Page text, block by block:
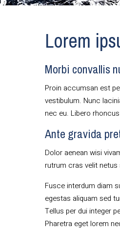
Lorem
Morbi convallis
Proin accumsan est
vestibulum. Nunc
nec eu. Libero
Ante gravida
Dolor aenean wisi
rutrum cras velit netus
Fusce interdum diam
egestas aliquam sed
Tellus per dui integer
Pharetra eget lorem